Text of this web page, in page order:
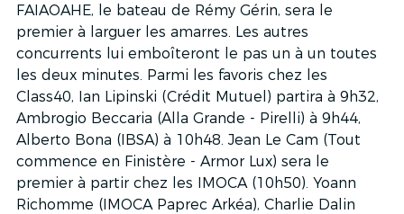
FAIAOAHE, le bateau de Rémy Gérin, sera le
premier à larguer les amarres. Les autres
concurrents lui emboîteront le pas un à un toutes
les deux minutes. Parmi les favoris chez les
Class40, Ian Lipinski (Crédit Mutuel) partira à 9h32,
Ambrogio Beccaria (Alla Grande - Pirelli) à 9h44,
Alberto Bona (IBSA) à 10h48. Jean Le Cam (Tout
commence en Finistère - Armor Lux) sera le
premier à partir chez les IMOCA (10h50). Yoann
Richomme (IMOCA Paprec Arkéa), Charlie Dalin